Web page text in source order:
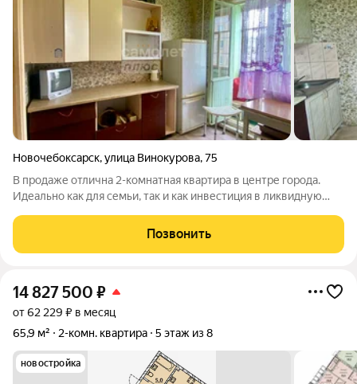
Новочебоксарск,улица Винокурова,75
В продаже отлична 2-комнатная квартира в центре города.
Идеально как для семьи, так и как инвестиция в ликвидную
Подъезд чистый и ухоженный. Двор зеленый и
благоустроенный. Есть места для отдыха и
Позвонить
14 827 500 ₽
от 62 229 ₽ в месяц
65,9 м²
2-комн. квартира 5 этаж из 8
новостройка